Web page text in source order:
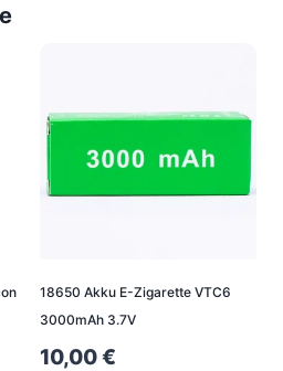
18650 Akku E-Zigarette VTC6
3000mAh 3.7V
10,00€